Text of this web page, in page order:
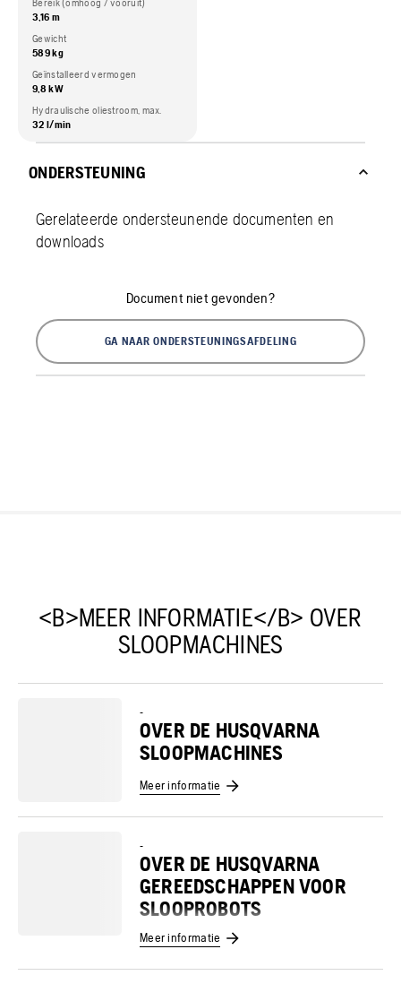
Bereik (omhoog / vooruit)
3,16 m
Gewicht
589 kg
Geïnstalleerd vermogen
9,8 kW
Hydraulische oliestroom, max.
32 l/min
ONDERSTEUNING
Gerelateerde ondersteunende documenten en
downloads
Document niet gevonden?
GA NAAR ONDERSTEUNINGSAFDELING
<B>MEER INFORMATIE</B> OVER
SLOOPMACHINES
-
OVER DE HUSQVARNA
SLOOPMACHINES
Meer informatie
-
OVER DE HUSQVARNA
GEREEDSCHAPPEN VOOR
SLOOPROBOTS
Meer informatie